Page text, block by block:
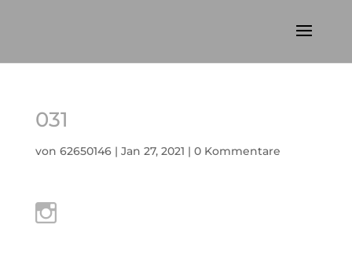
031
von 62650146| Jan 27, 2021 | 0 Kommentare